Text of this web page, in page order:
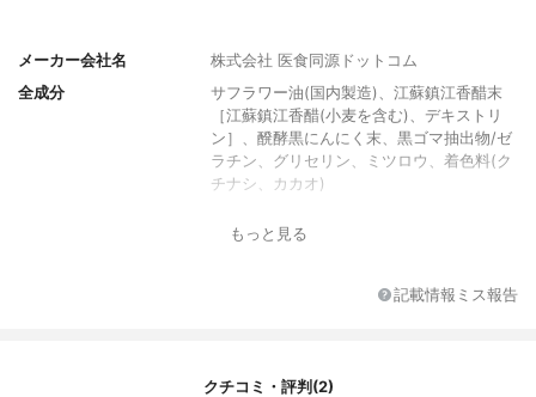
メーカー会社名
株式会社 医食同源ドットコム
全成分
サフラワー油(国内製造)、江蘇鎮江香醋末
［江蘇鎮江香醋(小麦を含む)、デキストリ
ン］、醗酵黒にんにく末、黒ゴマ抽出物/ゼ
ラチン、グリセリン、ミツロウ、着色料(ク
チナシ、カカオ)
もっと見る
記載情報ミス報告
クチコミ・評判(2)